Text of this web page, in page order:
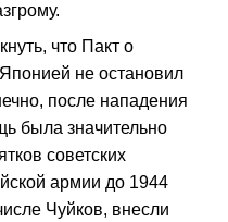
что Пакт о
не остановил
после нападения
была значительно
советских
армии до 1944
Чуйков, внесли